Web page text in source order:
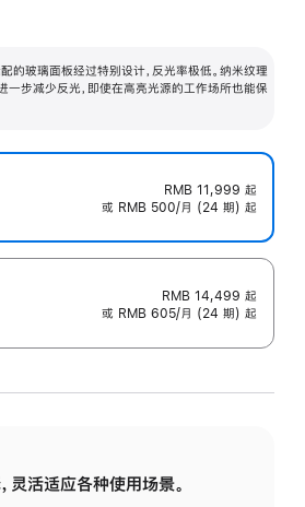
的玻璃面板经过特别设计，反光率极低。纳米纹理
一步减少反光，即使在高亮光源的工作场所也能保
RMB 11,999 起
或 RMB 500/月 (24 期) 起
RMB 14,499 起
或 RMB 605/月 (24 期) 起
灵活适应各种使用场景。